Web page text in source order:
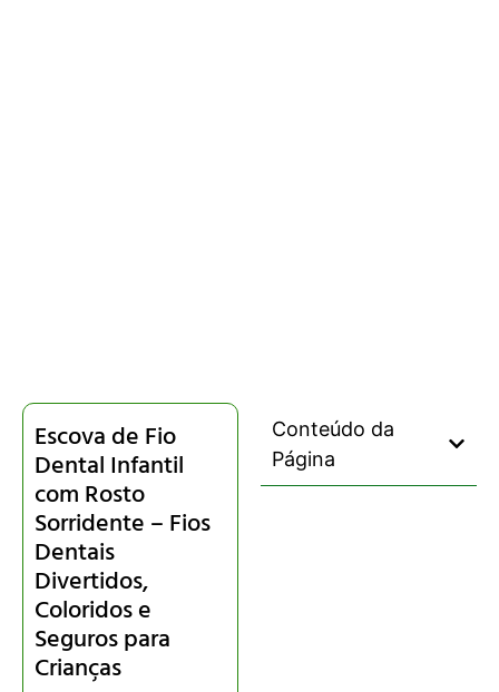
Escova de Fio
Dental Infantil
com Rosto
Sorridente – Fios
Dentais
Divertidos,
Coloridos e
Seguros para
Crianças
Conteúdo da
Página